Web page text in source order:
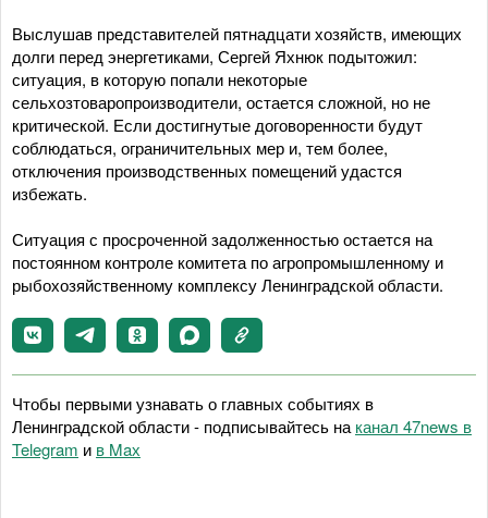
Выслушав представителей пятнадцати хозяйств, имеющих
долги перед энергетиками, Сергей Яхнюк подытожил:
ситуация, в которую попали некоторые
сельхозтоваропроизводители, остается сложной, но не
критической. Если достигнутые договоренности будут
соблюдаться, ограничительных мер и, тем более,
отключения производственных помещений удастся
избежать.
Ситуация с просроченной задолженностью остается на
постоянном контроле комитета по агропромышленному и
рыбохозяйственному комплексу Ленинградской области.
Чтобы первыми узнавать о главных событиях в
Ленинградской области - подписывайтесь на канал 47news в
Telegram и в Maх